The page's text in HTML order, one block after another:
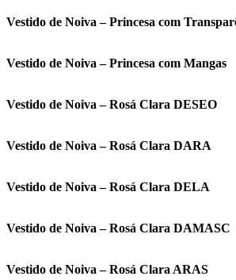
Vestido de Noiva – Princesa com
Vestido de Noiva – Princesa com Mangas
Vestido de Noiva – Rosá Clara DESEO
Vestido de Noiva – Rosá Clara DARA
Vestido de Noiva – Rosá Clara DELA
Vestido de Noiva – Rosá Clara DAMASC
Vestido de Noiva – Rosá Clara ARAS